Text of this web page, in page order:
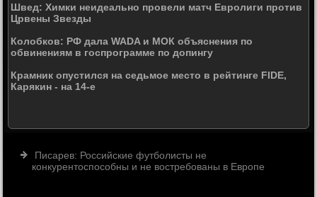
Швед: Химки неидеально провели матч Евролиги против
Црвены Звезды
Колобков: РФ дала WADA и МОК объяснения по
обвинениям в госпрограмме по допингу
Крамник опустился на седьмое место в рейтинге FIDE,
Карякин - на 14-е
Писарев: Российские футболисты не
конкурентоспособны и не востребованы в Европе